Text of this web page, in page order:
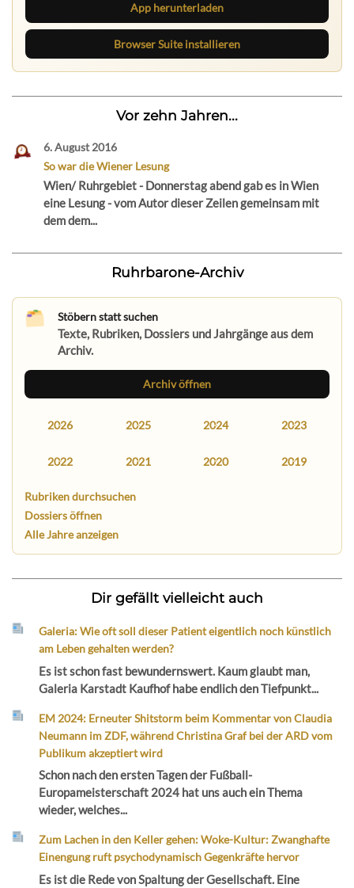
App herunterladen
Browser Suite installieren
Vor zehn Jahren...
6. August 2016
So war die Wiener Lesung
Wien/ Ruhrgebiet - Donnerstag abend gab es in Wien
eine Lesung - vom Autor dieser Zeilen gemeinsam mit
dem dem...
Ruhrbarone-Archiv
Stöbern statt suchen
Texte, Rubriken, Dossiers und Jahrgänge aus dem
Archiv.
Archiv öffnen
2026 2025 2024 2023
2022 2021 2020 2019
Rubriken durchsuchen
Dossiers öffnen
Alle Jahre anzeigen
Dir gefällt vielleicht auch
Galeria: Wie oft soll dieser Patient eigentlich noch künstlich
am Leben gehalten werden?
Es ist schon fast bewundernswert. Kaum glaubt man,
Galeria Karstadt Kaufhof habe endlich den Tiefpunkt...
EM 2024: Erneuter Shitstorm beim Kommentar von Claudia
Neumann im ZDF, während Christina Graf bei der ARD vom
Publikum akzeptiert wird
Schon nach den ersten Tagen der Fußball-
Europameisterschaft 2024 hat uns auch ein Thema
wieder, welches...
Zum Lachen in den Keller gehen: Woke-Kultur: Zwanghafte
Einengung ruft psychodynamisch Gegenkräfte hervor
Es ist die Rede von Spaltung der Gesellschaft. Eine